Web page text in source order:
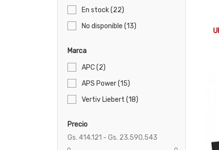
En stock(22)
No disponible (13)
Marca
APC(2)
APS Power(15)
Vertiv Liebert (18)
Precio
Gs. 414.121 - Gs. 23.590.543